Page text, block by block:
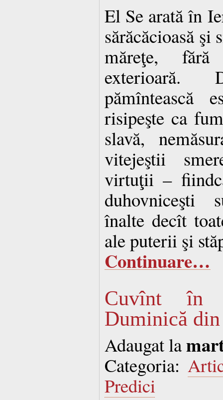
El Se arată în
sărăcăcioasă şi
măreţe,
pămîntească
risipeşte ca
slavă,
vitejeştii
virtuţii –
duhovniceşti
înalte decît
ale puterii şi
Continuare…
Cuvînt în
Duminică
Adaugat la
Categoria:
Predici